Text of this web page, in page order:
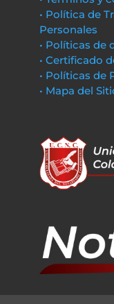
• Política de
Personales
• Políticas de
• Certificado
• Políticas de
• Mapa del